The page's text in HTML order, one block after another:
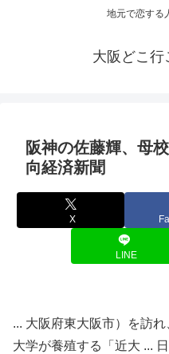
地元で恋する
大阪どこ行
阪神の佐藤輝、母
向経済新聞
X
LINE
... 大阪府東大阪市）を訪
大学が養殖する「近大 ...